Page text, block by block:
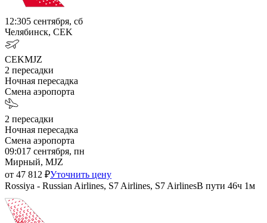
12:305 сентября, сб
Челябинск, CEK
CEKMJZ
2 пересадки
Ночная пересадка
Смена аэропорта
2 пересадки
Ночная пересадка
Смена аэропорта
09:01 7 сентября, пн
Мирный, MJZ
от 47 812 ₽Уточнить цену
Rossiya - Russian Airlines, S7 Airlines, S7 AirlinesВ пути 46ч 1м